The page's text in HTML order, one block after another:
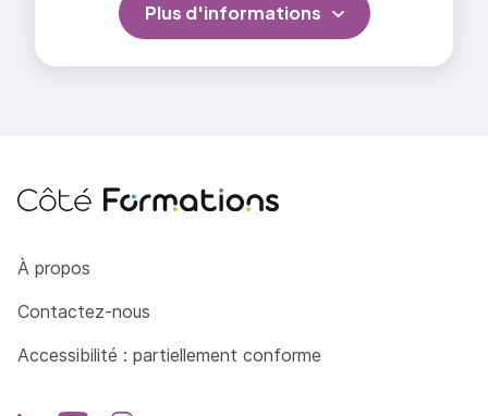
Plus d'informations
Côté Formations
À propos
Contactez-nous
Accessibilité : partiellement conforme